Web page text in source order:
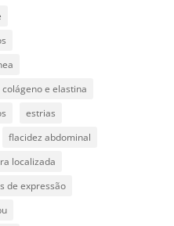
e elastina
estrias
flacidez abdominal
localizada
de expressão